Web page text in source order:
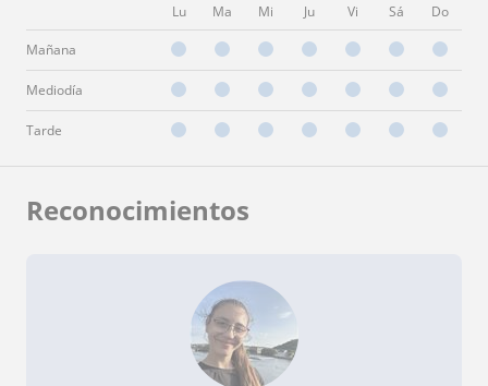
Lu Ma Mi Ju Vi Sá Do
Mañana
Mediodía
Tarde
Reconocimientos